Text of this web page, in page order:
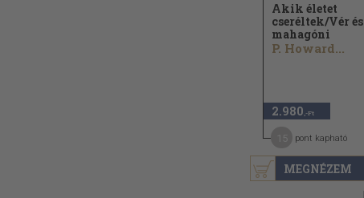
MEGNÉZEM
Akik életet
cseréltek/Vér és
mahagóni
P. Howard...
2.980 ,-Ft
pont kapható